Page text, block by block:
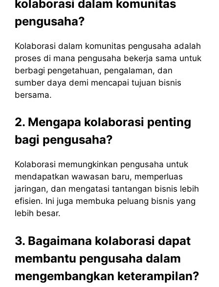
kolaborasi dalam komunitas
pengusaha?
Kolaborasi dalam komunitas pengusaha adalah
proses di mana pengusaha bekerja sama untuk
berbagi pengetahuan, pengalaman, dan
sumber daya demi mencapai tujuan bisnis
bersama.
2. Mengapa kolaborasi penting
bagi pengusaha?
Kolaborasi memungkinkan pengusaha untuk
mendapatkan wawasan baru, memperluas
jaringan, dan mengatasi tantangan bisnis lebih
efisien. Ini juga membuka peluang bisnis yang
lebih besar.
3. Bagaimana kolaborasi dapat
membantu pengusaha dalam
mengembangkan keterampilan?